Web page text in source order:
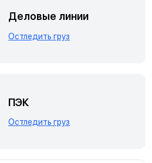
Деловые линии
Остледить груз
ПЭК
Остледить груз